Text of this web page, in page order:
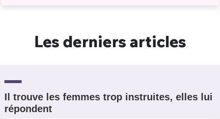
Les derniers articles
Il trouve les femmes trop instruites, elles lui
répondent